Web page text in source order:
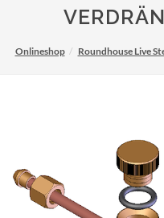
Onlineshop Roundhouse Live